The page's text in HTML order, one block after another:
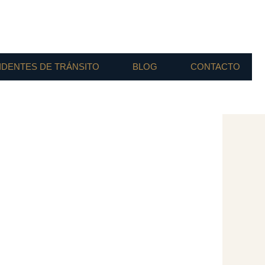
DE TRÁNSITO BLOG CONTACTO